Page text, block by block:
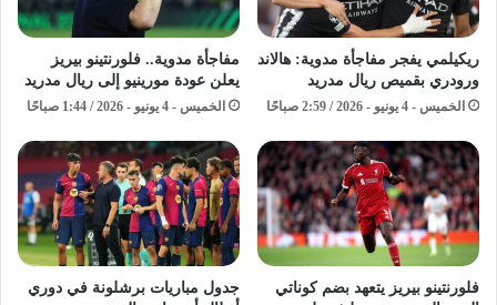
ريكيلمي يفجر مفاجأة مدوية: هالاند
ورودري بقميص ريال مدريد
الخميس - 4 يونيو - 2026 / 2:59 صباحًا
مفاجأة مدوية.. فلورنتينو بيريز
يعلن عودة مورينيو إلى ريال مدريد
الخميس - 4 يونيو - 2026 / 1:44 صباحًا
فلورنتينو بيريز يتعهد بضم كوناتي
جدول مباريات برشلونة في دوري